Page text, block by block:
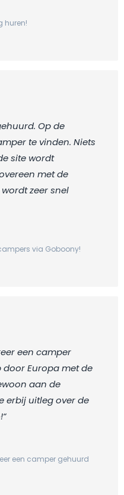
huren!
Op de
te vinden. Niets
site wordt
met de
zeer snel
via Goboony!
een camper
Europa met de
aan de
erbij uitleg over de
een camper gehuurd